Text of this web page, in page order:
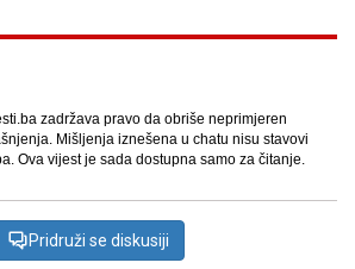
zadržava pravo da obriše neprimjeren
Mišljenja iznešena u chatu nisu stavovi
Ova vijest je sada dostupna samo za čitanje.
Pridruži se diskusiji